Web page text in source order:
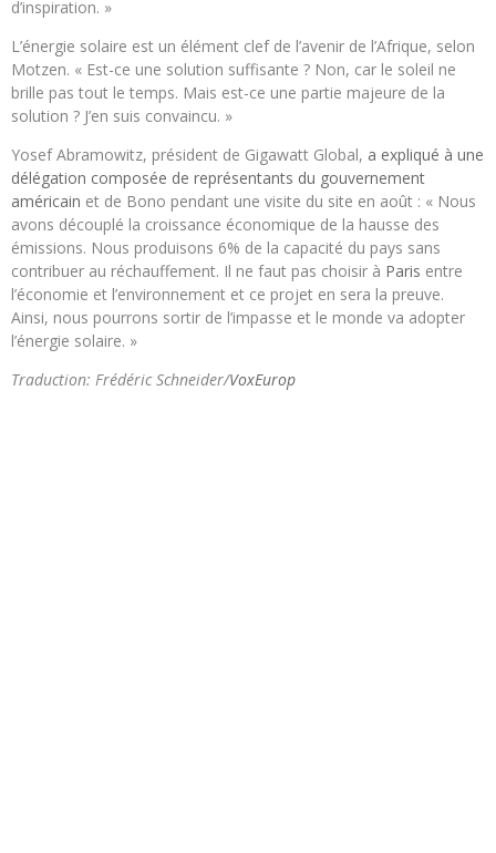
d’inspiration. »
L’énergie solaire est un élément clef de l’avenir de l’Afrique, selon
Motzen. « Est-ce une solution suffisante ? Non, car le soleil ne
brille pas tout le temps. Mais est-ce une partie majeure de la
solution ? J’en suis convaincu. »
Yosef Abramowitz, président de Gigawatt Global, a expliqué à une
délégation composée de représentants du gouvernement
américain et de Bono pendant une visite du site en août : « Nous
avons découplé la croissance économique de la hausse des
émissions. Nous produisons 6% de la capacité du pays sans
contribuer au réchauffement. Il ne faut pas choisir à Paris entre
l’économie et l’environnement et ce projet en sera la preuve.
Ainsi, nous pourrons sortir de l’impasse et le monde va adopter
l’énergie solaire. »
Traduction: Frédéric Schneider/VoxEurop